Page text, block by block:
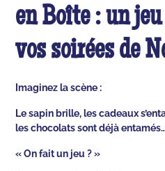
en Boîte : un
vos soirées de
Imaginez la scène :
Le sapin brille, les cadeaux
les chocolats sont déjà
« On fait un jeu ? »